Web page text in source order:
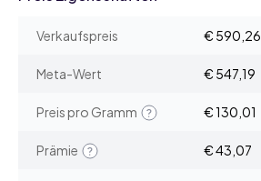
Verkaufspreis € 590,26
Meta-Wert € 547,19
Preis pro Gramm € 130,01
Prämie € 43,07